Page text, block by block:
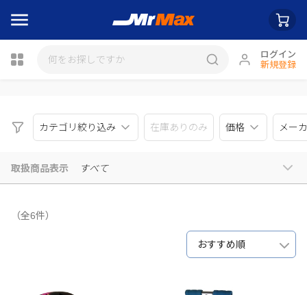
ログイン
新規登録
カテゴリ絞り込み 在庫ありのみ 価格 メー
取扱商品表示 すべて
（全6件）
おすすめ順